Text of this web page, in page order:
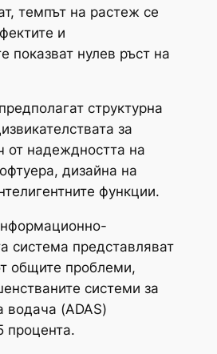
темпът на растеж се
и
показват нулев ръст на
структурна
за
от надеждността на
дизайна на
функции.
система представляват
общите проблеми,
системи за
водача (ADAS)
процента.